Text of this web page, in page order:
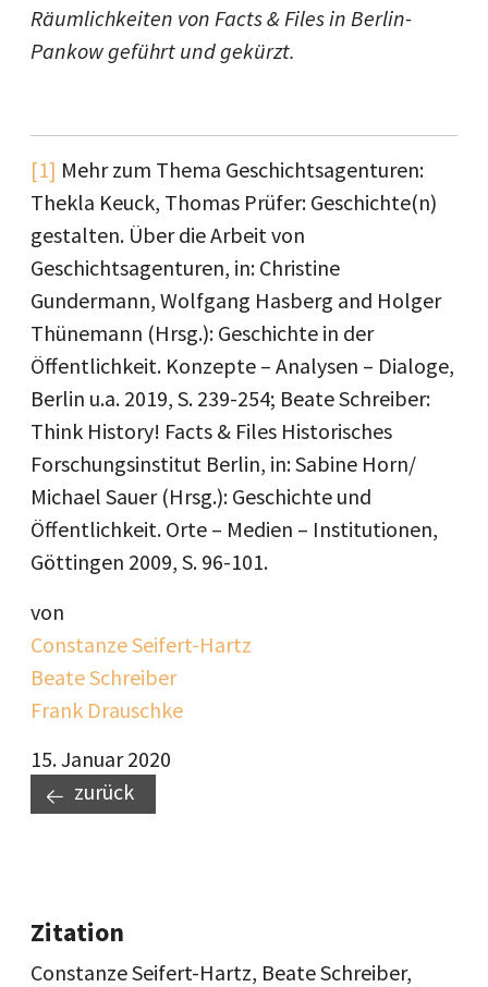
Räumlichkeiten von Facts & Files in Berlin-
Pankow geführt und gekürzt.
[1] Mehr zum Thema Geschichtsagenturen:
Thekla Keuck, Thomas Prüfer: Geschichte(n)
gestalten. Über die Arbeit von
Geschichtsagenturen, in: Christine
Gundermann, Wolfgang Hasberg and Holger
Thünemann (Hrsg.): Geschichte in der
Öffentlichkeit. Konzepte – Analysen – Dialoge,
Berlin u.a. 2019, S. 239-254; Beate Schreiber:
Think History! Facts & Files Historisches
Forschungsinstitut Berlin, in: Sabine Horn/
Michael Sauer (Hrsg.): Geschichte und
Öffentlichkeit. Orte – Medien – Institutionen,
Göttingen 2009, S. 96-101.
von
Constanze Seifert-Hartz
Beate Schreiber
Frank Drauschke
15. Januar 2020
zurück
Zitation
Constanze Seifert-Hartz, Beate Schreiber,